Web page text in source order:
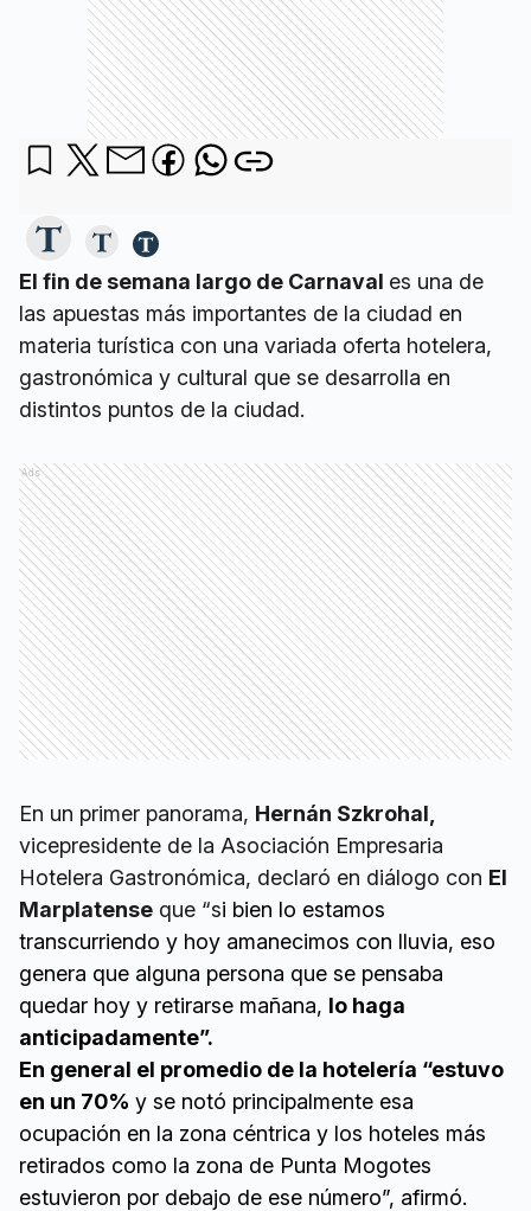
El fin de semana largo de Carnaval es una de
las apuestas más importantes de la ciudad en
materia turística con una variada oferta hotelera,
gastronómica y cultural que se desarrolla en
distintos puntos de la ciudad.
Ads
En un primer panorama, Hernán Szkrohal,
vicepresidente de la Asociación Empresaria
Hotelera Gastronómica, declaró en diálogo con El
Marplatense que “si bien lo estamos
transcurriendo y hoy amanecimos con lluvia, eso
genera que alguna persona que se pensaba
quedar hoy y retirarse mañana, lo haga
anticipadamente”.
En general el promedio de la hotelería “estuvo
en un 70% y se notó principalmente esa
ocupación en la zona céntrica y los hoteles más
retirados como la zona de Punta Mogotes
estuvieron por debajo de ese número”, afirmó.